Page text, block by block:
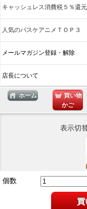
個数
買
キャッシュレス消費税５％還元
人気のバスケアニメＴＯＰ３
メールマガジン登録・解除
店長について
ホーム
買い物
かご
表示切
ネ